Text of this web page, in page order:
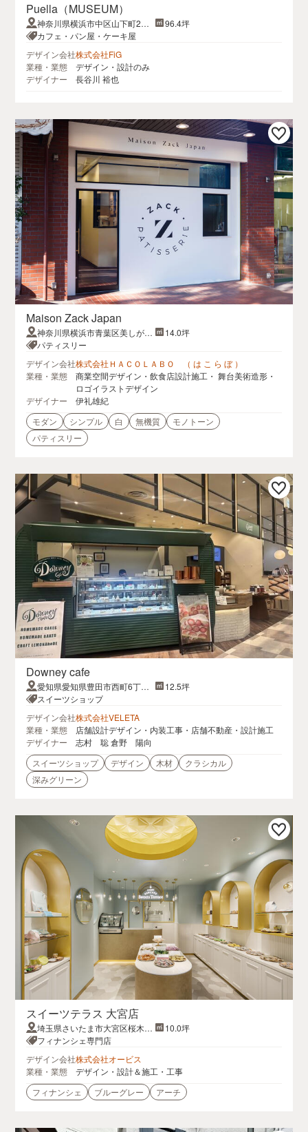
Puella（MUSEUM）
神奈川県横浜市中区山下町27
プロシード横浜山下公園ザ・タ
ワーB1F
96.4坪
カフェ・パン屋・ケーキ屋
デザイン会社株式会社FiG
業種・業態
デザイン・設計のみ
デザイナー
長谷川 裕也
Maison Zack Japan
神奈川県横浜市青葉区美しが丘
5丁目1-3たまプラーザセンター
14.0坪
パティスリー
デザイン会社株式会社ＨＡＣＯＬＡＢＯ （ は こ ら ぼ ）
業種・業態
商業空間デザイン・飲食店設計施工・ 舞台美術造形・
ロゴイラストデザイン
デザイナー
伊礼雄紀
モダン
シンプル 白 無機質
モノトーン
パティスリー
Downey cafe
愛知県愛知県豊田市西町6丁目
57 T-FACE A館 1
12.5坪
スイーツショップ
デザイン会社株式会社VELETA
業種・業態
店舗設計デザイン・内装工事・店舗不動産・設計施工
デザイナー
志村 聡 倉野 陽向
スイーツショップ
デザイン 木材
クラシカル
深みグリーン
スイーツテラス 大宮店
埼玉県さいたま市大宮区桜木町
2丁目1−1大宮ARCHE 3F
10.0坪
フィナンシェ専門店
デザイン会社株式会社オービス
業種・業態
デザイン・設計＆施工・工事
フィナンシェ
ブルーグレー アーチ